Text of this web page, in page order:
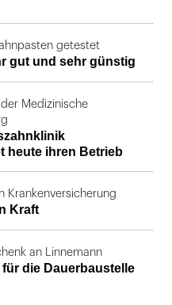
getestet
gut und sehr günstig
Medizinische
heute ihren Betrieb
Krankenversicherung
Kraft
an Linnemann
die Dauerbaustelle